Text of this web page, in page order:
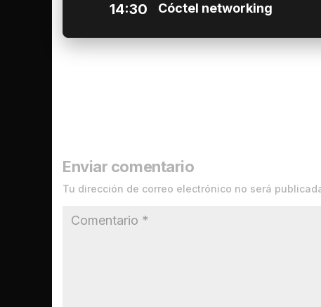
14:30 Cóctel networking
Enviar comentario
Tu dirección de correo electrónico no será